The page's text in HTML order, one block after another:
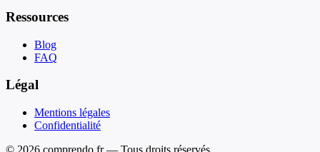
Ressources
Blog
FAQ
Légal
Mentions légales
Confidentialité